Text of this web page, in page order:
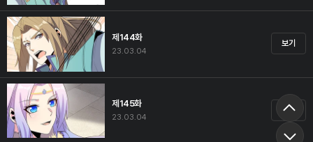
제144화
23.03.04
보기
제145화
23.03.04
보기